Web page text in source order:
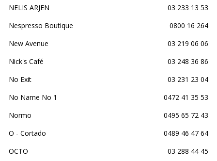
NELIS ARJEN
03 233 13 53
Nespresso Boutique
0800 16 264
New Avenue
03 219 06 06
Nick's Café
03 248 36 86
No Exit
03 231 23 04
No Name No 1
0472 41 35 53
Normo
0495 65 72 43
O - Cortado
0489 46 47 64
OCTO
03 288 44 45